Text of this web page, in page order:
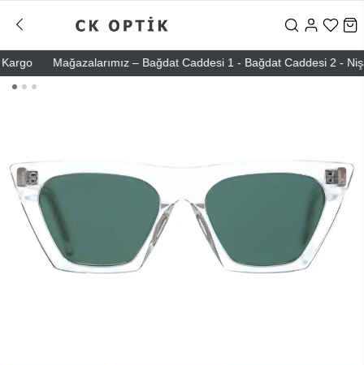
Mağazalarımız – Bağdat Caddesi 1 - Bağdat Caddesi 2 -